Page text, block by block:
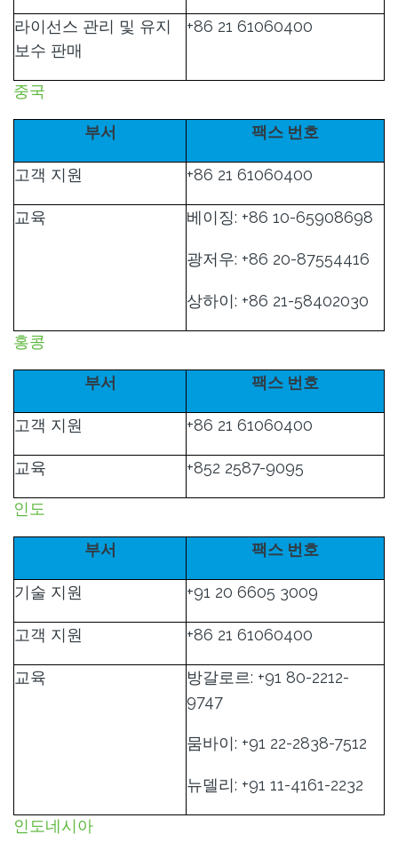
라이선스 관리 및 유지
보수 판매
+86 21 61060400
중국
부서 팩스 번호
고객 지원 +86 21 61060400
교육 베이징: +86 10-65908698
광저우: +86 20-87554416
상하이: +86 21-58402030
홍콩
부서 팩스 번호
고객 지원 +86 21 61060400
교육 +852 2587-9095
인도
부서 팩스 번호
기술 지원 +91 20 6605 3009
고객 지원 +86 21 61060400
교육
방갈로르: +91 80-2212-
9747
뭄바이: +91 22-2838-7512
뉴델리: +91 11-4161-2232
인도네시아